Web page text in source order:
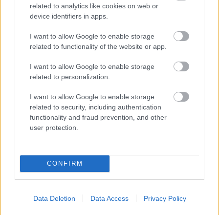
related to analytics like cookies on web or
device identifiers in apps.
I want to allow Google to enable storage
related to functionality of the website or app.
I want to allow Google to enable storage
related to personalization.
I want to allow Google to enable storage
related to security, including authentication
functionality and fraud prevention, and other
user protection.
CONFIRM
Data Deletion Data Access Privacy Policy
„Egy csodálatos korszak volt ez, amelyet
rengeteg tehetséges emberrel együtt
formálhattam. Minden, amit közösen felépítettünk,
maradandó nyomot hagyott bennem” –
bajnoki hajrá különösen megviselte.
„Az, hogy ilyen kis különbséggel csúszott ki a
Ez volt az a pillanat, amikor világossá vált
számomra, hogy személyesen is eljött az ideje,
gyümölcsöző fejezetet.”